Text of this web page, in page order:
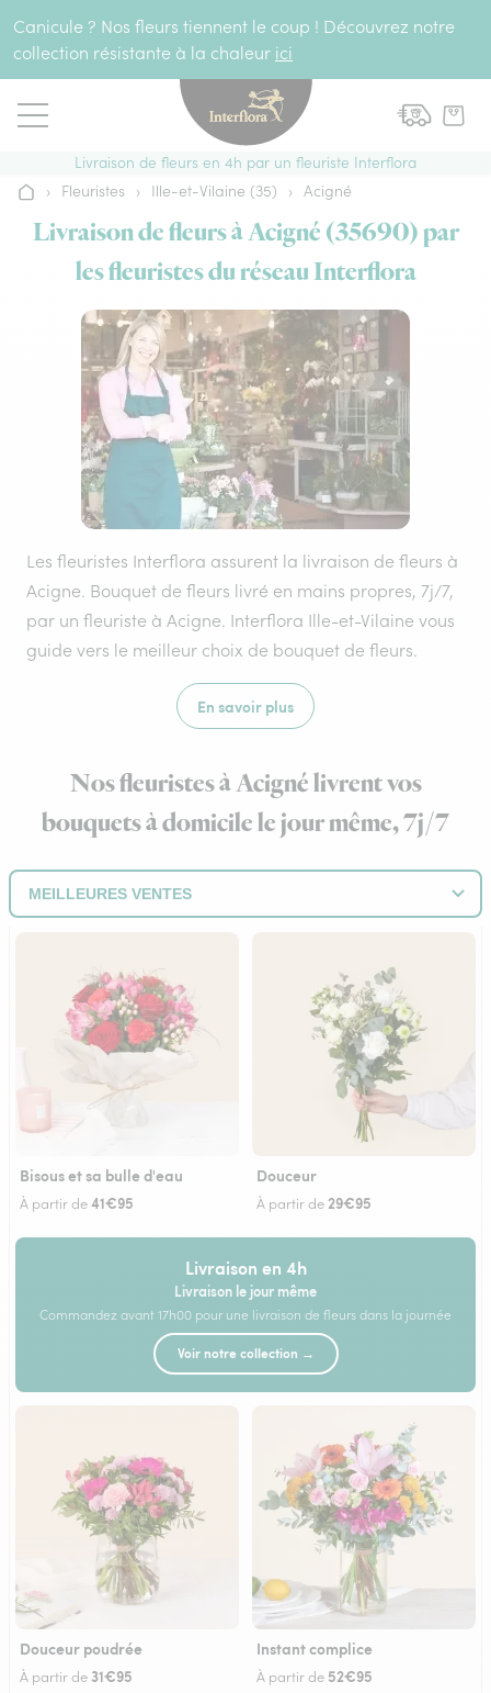
Canicule ? Nos fleurs tiennent le coup ! Découvrez notre
collection résistante à la chaleur ici
Livraison de fleurs en 4h par un fleuriste Interflora
Accueil
› Fleuristes › Ille-et-Vilaine (35) › Acigné
Livraison de fleurs à Acigné (35690) par
les fleuristes du réseau Interflora
Les fleuristes Interflora assurent la livraison de fleurs à
Acigne. Bouquet de fleurs livré en mains propres, 7j/7,
par un fleuriste à Acigne. Interflora Ille-et-Vilaine vous
guide vers le meilleur choix de bouquet de fleurs.
En savoir plus
Nos fleuristes à Acigné livrent vos
bouquets à domicile le jour même, 7j/7
Bisous et sa bulle d'eau
À partir de41€95
Douceur
À partir de 29€95
Livraison en 4h
Livraison le jour même
Commandez avant 17h00 pour une livraison de fleurs dans la journée
Voir notre collection →
Douceur poudrée
À partir de 31€95
Instant complice
À partir de 52€95